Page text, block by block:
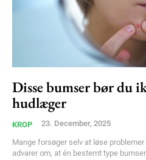
Disse bumser bør du
hudlæger
KROP 23. December, 2025
Mange forsøger selv at løse
advarer om, at én bestemt type